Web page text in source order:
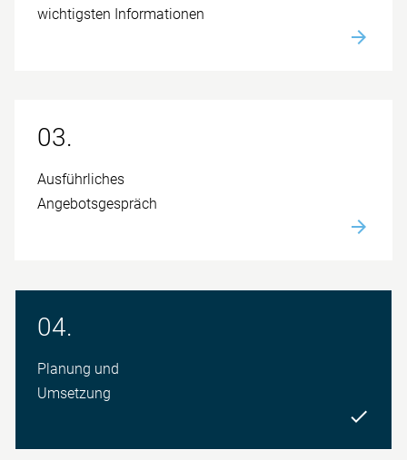
wichtigsten Informationen
03.
Aus­führliches
Angebots­gespräch
04.
Planung und
Umsetzung